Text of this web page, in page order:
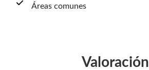
Áreas comunes
Valoración